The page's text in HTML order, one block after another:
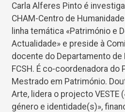
Carla Alferes Pinto é
CHAM-Centro de
linha temática «Património e
Actualidade» e preside à
docente do Departamento de
FCSH. É co-coordenadora do
Mestrado em Património.
Arte, lidera o projecto VESTE
género e identidade(s)»,